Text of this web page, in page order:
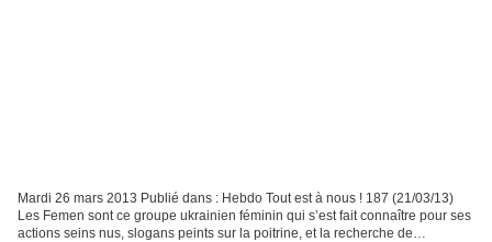
Mardi 26 mars 2013 Publié dans : Hebdo Tout est à nous ! 187 (21/03/13)
Les Femen sont ce groupe ukrainien féminin qui s’est fait connaître pour ses
actions seins nus, slogans peints sur la poitrine, et la recherche de